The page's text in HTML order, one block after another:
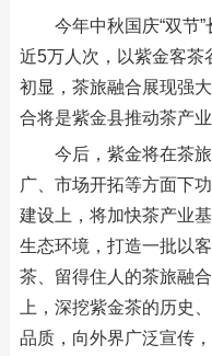
今年中秋国庆“双节
近5万人次，以紫金客茶
初显，茶旅融合展现强
合将是紫金县推动茶产
今后，紫金将在茶
广、市场开拓等方面下
建设上，将加快茶产业
生态环境，打造一批以
茶、留得住人的茶旅融
上，深挖紫金茶的历史
品质，向外界广泛宣传